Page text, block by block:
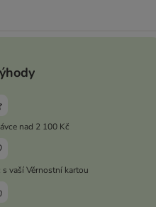
nad 2 100 Kč
vaší Věrnostní kartou